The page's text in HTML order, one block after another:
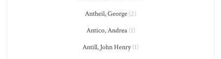
Antheil, George (2)
Antico, Andrea(1)
Antill, John Henry(1)